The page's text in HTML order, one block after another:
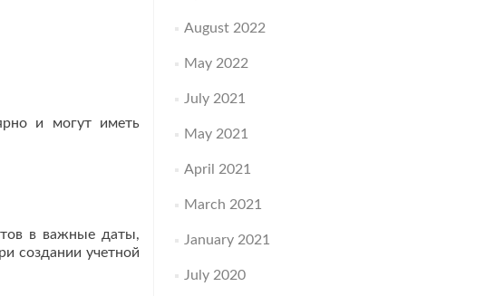
и могут иметь
в важные даты,
создании учетной
August 2022
May 2022
July 2021
May 2021
April 2021
March 2021
January 2021
July 2020